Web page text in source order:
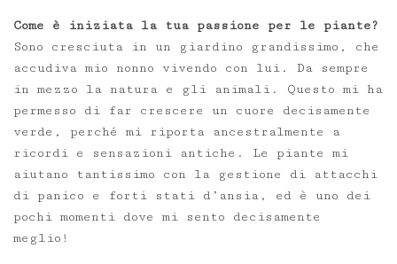
Come è iniziata la tua passione per le piante?
Sono cresciuta in un giardino grandissimo, che
accudiva mio nonno vivendo con lui. Da sempre
in mezzo la natura e gli animali. Questo mi ha
permesso di far crescere un cuore decisamente
verde, perché mi riporta ancestralmente a
ricordi e sensazioni antiche. Le piante mi
aiutano tantissimo con la gestione di attacchi
di panico e forti stati d’ansia, ed è uno dei
pochi momenti dove mi sento decisamente
meglio!